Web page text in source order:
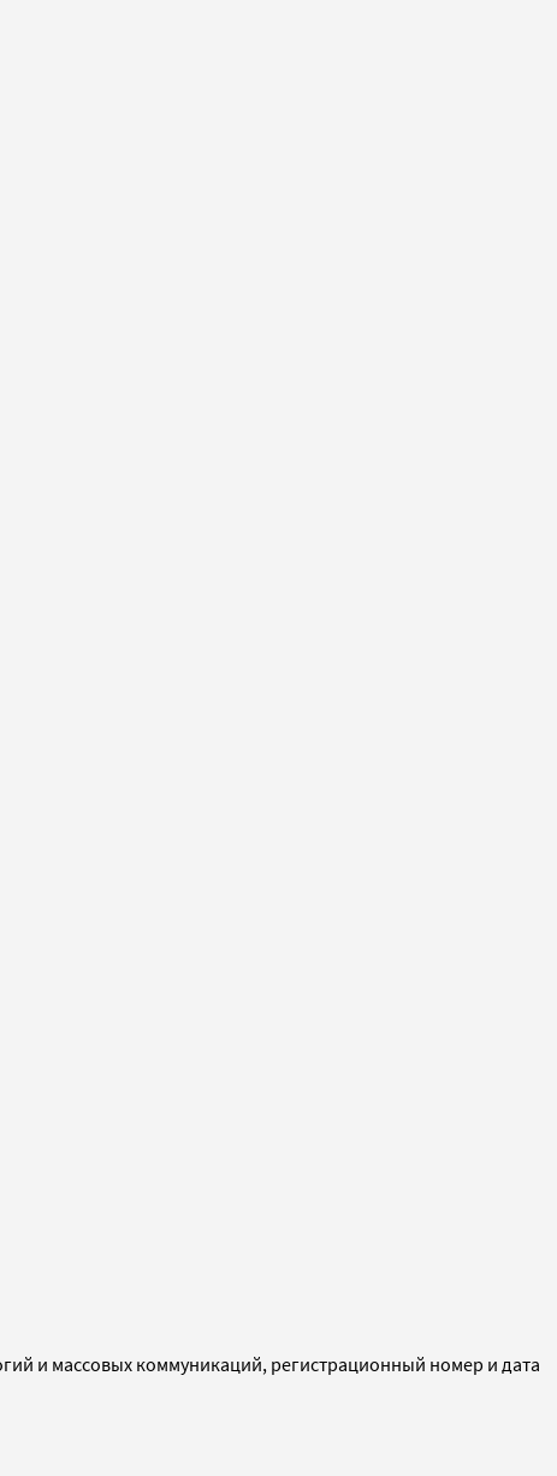
и массовых коммуникаций, регистрационный номер и дата